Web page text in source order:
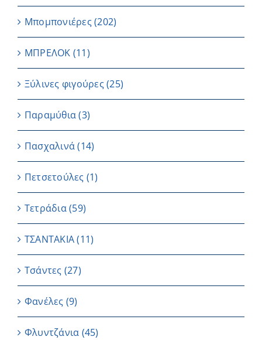
Μπομπονιέρες(202)
ΜΠΡΕΛΟΚ (11)
Ξύλινες φιγούρες(25)
Παραμύθια (3)
Πασχαλινά (14)
Πετσετούλες (1)
Τετράδια(59)
ΤΣΑΝΤΑΚΙΑ (11)
Τσάντες (27)
Φανέλες (9)
Φλυντζάνια (45)